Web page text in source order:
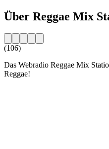
Über Reggae Mix
(106)
Das Webradio Reggae Mix
Reggae!